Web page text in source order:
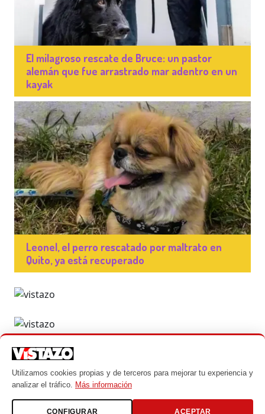
El milagroso rescate de Bruce: un pastor
alemán que fue arrastrado mar adentro en un
kayak
Leonel, el perro rescatado por maltrato en
Quito, ya está recuperado
Todos los derechos reservados 2024
Utilizamos cookies propias y de terceros para mejorar tu experiencia y
analizar el tráfico. Más información
CONFIGURAR ACEPTAR